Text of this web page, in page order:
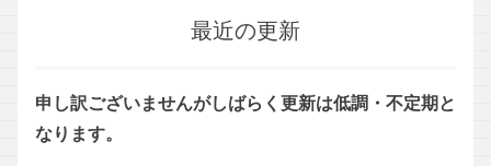
最近の更新
申し訳ございませんがしばらく更新は低調・不定期と
なります。